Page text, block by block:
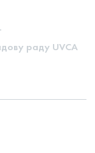
раду UVCA